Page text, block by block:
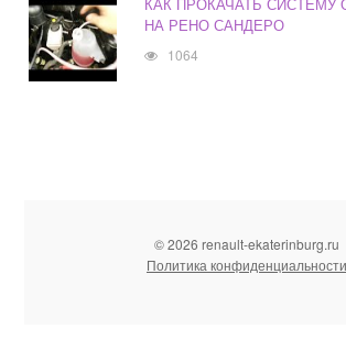
НА РЕНО САНДЕРО
1064
© 2026 renault-ekaterinburg.ru
Политика конфиденциальности